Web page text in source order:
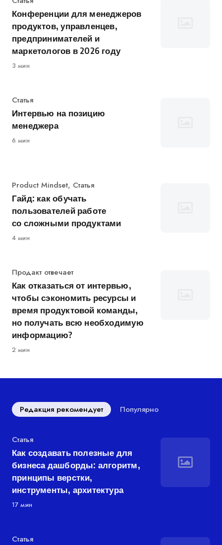
Конференции для менеджеров
продуктов, управленцев,
предпринимателей и
маркетологов в 2026 году
3 мин
Категория
Статья
Интервью на позицию
менеджера
6 мин
Категория
Product Mindset, Статья
Гайд: как обучать
пользователей работе
со сложными продуктами
4 мин
Категория
Продакт отвечает
Как отказаться от интервью,
чтобы сэкономить ресурсы и
время продуктовой команды,
но получать всю необходимую
информацию?
2 мин
Редакция рекомендует Популярно
Категория
Статья
Как создавать полезные для
бизнеса дашборды: алгоритм,
принципы верстки,
инструменты, архитектура
17 мин
Категория
Статья